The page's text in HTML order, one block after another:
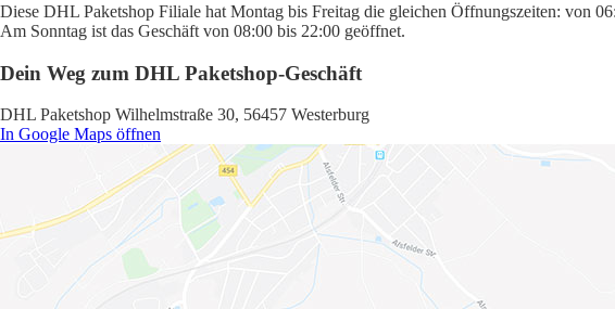
Diese DHL Paketshop Filiale hat Montag bis Freitag die gleichen Öffnungszeiten: von
Am Sonntag ist das Geschäft von 08:00 bis 22:00 geöffnet.
Dein Weg zum DHL Paketshop-Geschäft
DHL Paketshop Wilhelmstraße 30, 56457 Westerburg
In Google Maps öffnen